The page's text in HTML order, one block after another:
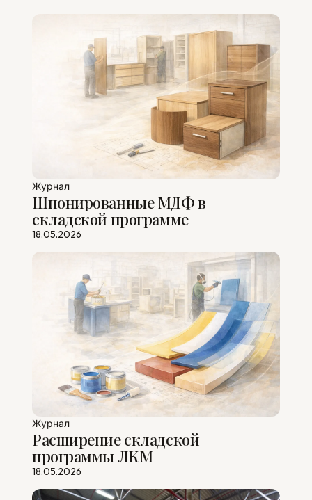
Журнал
Шпонированные МДФ в
складской программе
18.05.2026
Журнал
Расширение складской
программы ЛКМ
18.05.2026